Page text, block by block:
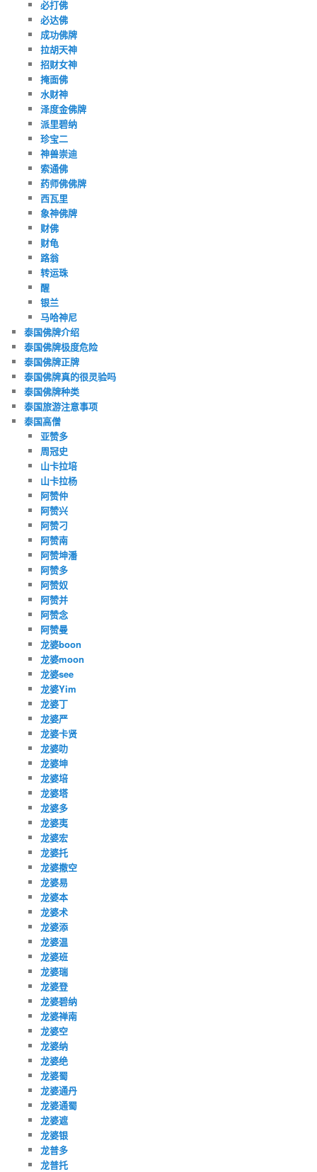
必打佛
必达佛
成功佛牌
拉胡天神
招财女神
掩面佛
水财神
泽度金佛牌
派里碧纳
珍宝二
神兽崇迪
索通佛
药师佛佛牌
西瓦里
象神佛牌
财佛
财龟
路翁
转运珠
醒
银兰
马哈神尼
泰国佛牌介绍
泰国佛牌极度危险
泰国佛牌正牌
泰国佛牌真的很灵验吗
泰国佛牌种类
泰国旅游注意事项
泰国高僧
亚赞多
周冠史
山卡拉培
山卡拉杨
阿赞仲
阿赞兴
阿赞刁
阿赞南
阿赞坤潘
阿赞多
阿赞奴
阿赞并
阿赞念
阿赞曼
龙婆boon
龙婆moon
龙婆see
龙婆Yim
龙婆丁
龙婆严
龙婆卡贤
龙婆叻
龙婆坤
龙婆培
龙婆塔
龙婆多
龙婆夷
龙婆宏
龙婆托
龙婆撒空
龙婆易
龙婆本
龙婆术
龙婆添
龙婆温
龙婆班
龙婆瑞
龙婆登
龙婆碧纳
龙婆禅南
龙婆空
龙婆纳
龙婆绝
龙婆蜀
龙婆通丹
龙婆通蜀
龙婆遮
龙婆银
龙普多
龙普托